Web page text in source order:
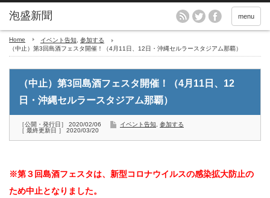
menu
Home イベント告知
参加する
（中止）第3回島酒フェスタ開催！（4月11日、12日・沖縄セルラースタジアム那覇）
（中止）第3回島酒フェスタ開催！（4月11日、12
日・沖縄セルラースタジアム那覇）
［公開・発行日］ 2020/02/06
［ 最終更新日 ］ 2020/03/20
イベント告知 参加する
※第３回島酒フェスタは、新型コロナウイルスの感染拡大防止の
ため中止となりました。